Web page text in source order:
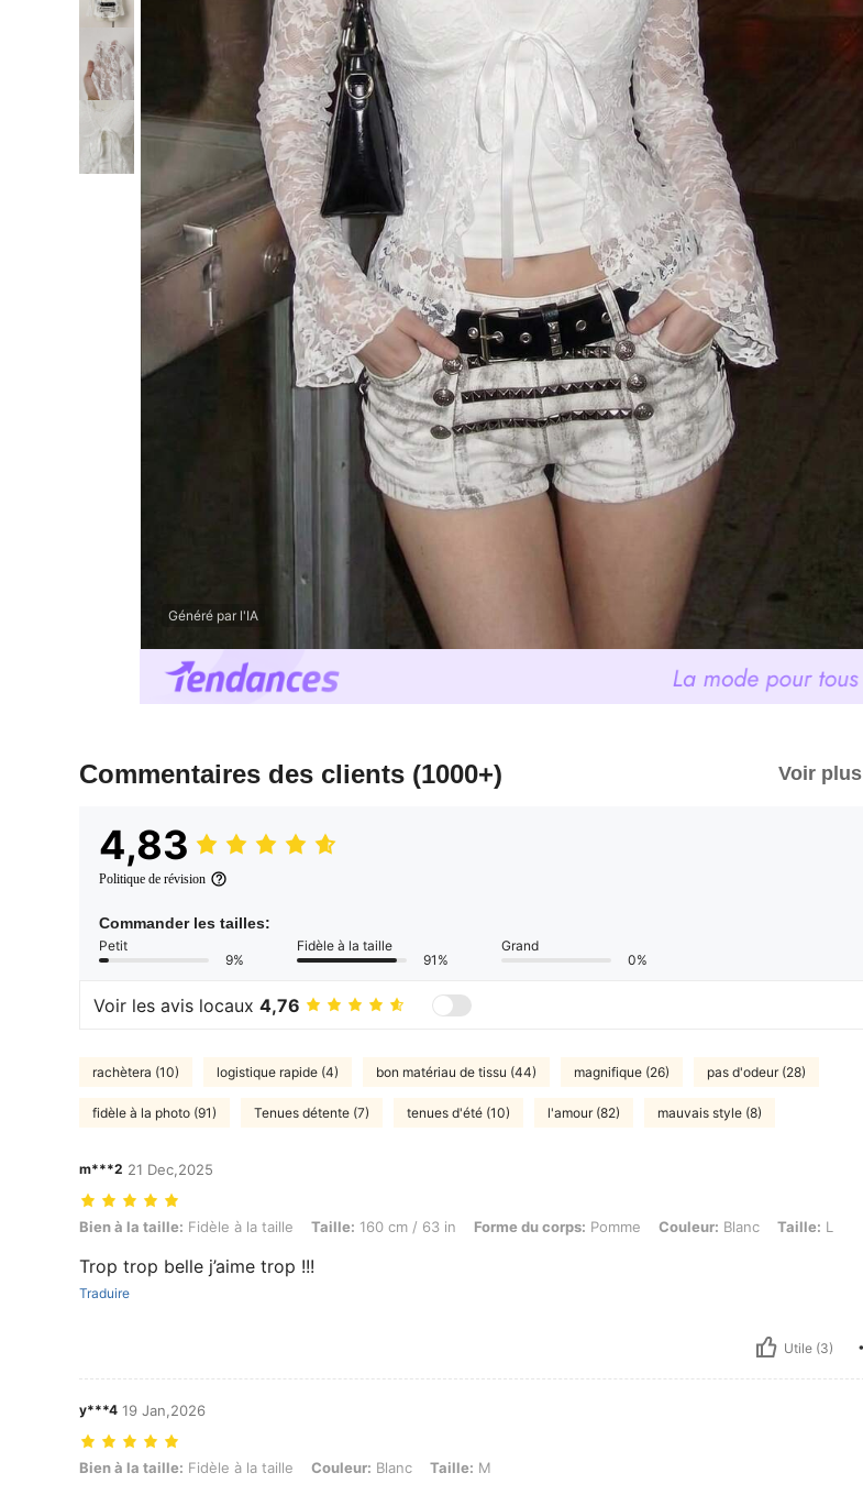
Généré par l'IA
Commentaires des clients (1000+) Voir plus
4,83
Politique de révision
Commander les tailles:
Petit
9%
Fidèle à la taille
91%
Grand
0%
Voir les avis locaux 4,76
rachètera (10) logistique rapide (4) bon matériau de tissu (44) magnifique (26) pas d'odeur (28)
fidèle à la photo (91) Tenues détente (7) tenues d'été (10) l'amour (82) mauvais style (8)
m***2 21 Dec,2025
Bien à la taille: Fidèle à la taille, Taille: 160 cm / 63 in, Forme du corps: Pomme, Couleur: Blanc, Taille: L
Bien à la taille: Fidèle à la taille Taille: 160 cm / 63 in Forme du corps: Pomme Couleur: Blanc Taille: L
Trop trop belle j’aime trop !!!
Traduire
Utile (3)
y***4 19 Jan,2026
Bien à la taille: Fidèle à la taille, Couleur: Blanc, Taille: M
Bien à la taille: Fidèle à la taille Couleur: Blanc Taille: M